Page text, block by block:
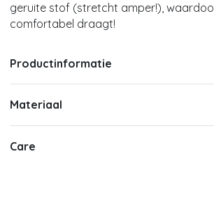
geruite stof (stretcht amper!),
comfortabel draagt!
Productinformatie
Materiaal
Care